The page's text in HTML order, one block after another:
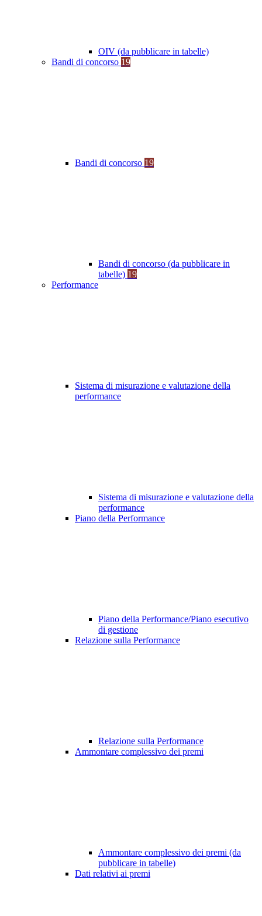
OIV (da pubblicare in tabelle)
Bandi di concorso 19
Bandi di concorso 19
Bandi di concorso (da pubblicare in
tabelle) 19
Performance
Sistema di misurazione e valutazione della
performance
Sistema di misurazione e valutazione della
performance
Piano della Performance
Piano della Performance/Piano esecutivo
di gestione
Relazione sulla Performance
Relazione sulla Performance
Ammontare complessivo dei premi
Ammontare complessivo dei premi (da
pubblicare in tabelle)
Dati relativi ai premi